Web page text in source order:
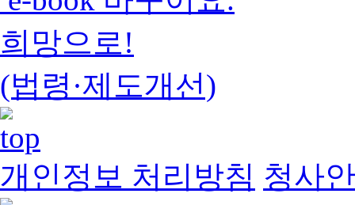
희망으로!
(법령·제도개선)
개인정보 처리방침 청사